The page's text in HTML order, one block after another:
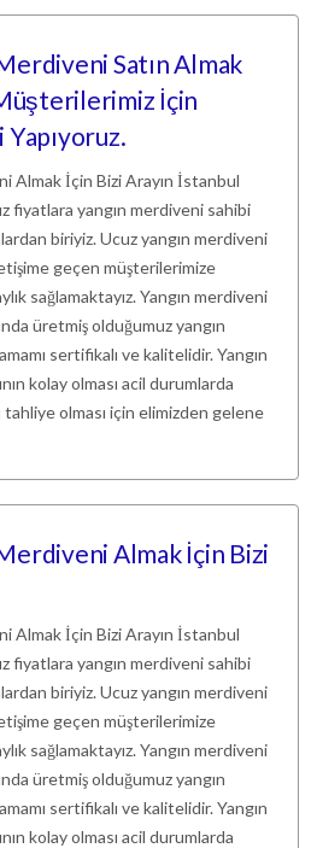
Satın Almak
İçin
Almak İçin Bizi Arayın İstanbul
fiyatlara yangın merdiveni sahibi
biriyiz. Ucuz yangın merdiveni
geçen müşterilerimize
sağlamaktayız. Yangın merdiveni
üretmiş olduğumuz yangın
sertifikalı ve kalitelidir. Yangın
kolay olması acil durumlarda
tahliye olması için elimizden gelene
Almak İçin Bizi
Almak İçin Bizi Arayın İstanbul
fiyatlara yangın merdiveni sahibi
biriyiz. Ucuz yangın merdiveni
geçen müşterilerimize
sağlamaktayız. Yangın merdiveni
üretmiş olduğumuz yangın
sertifikalı ve kalitelidir. Yangın
kolay olması acil durumlarda